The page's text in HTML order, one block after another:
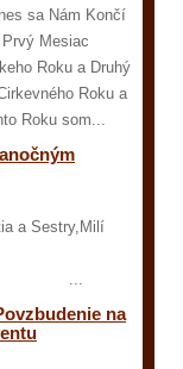
sa Nám Končí
Mesiac
Roku a Druhý
Roku a
Roku som...
a Sestry,Milí
na